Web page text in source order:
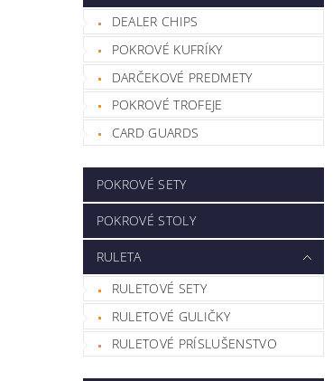
DEALER CHIPS
POKROVÉ KUFRÍKY
DARČEKOVÉ PREDMETY
POKROVÉ TROFEJE
CARD GUARDS
POKROVÉ SETY
POKROVÉ STOLY
RULETA
RULETOVÉ SETY
RULETOVÉ GULIČKY
RULETOVÉ PRÍSLUŠENSTVO